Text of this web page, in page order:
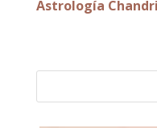
Astrología